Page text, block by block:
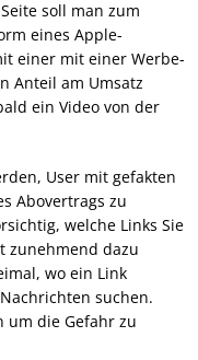
soll man zum
eines Apple-
einer mit einer Werbe-
Anteil am Umsatz
ein Video von der
User mit gefakten
Abovertrags zu
welche Links Sie
zunehmend dazu
wo ein Link
suchen.
um die Gefahr zu